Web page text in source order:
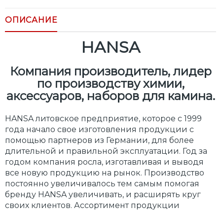
ОПИСАНИЕ
HANSA
Компания производитель, лидер
по производству химии,
аксессуаров, наборов для камина.
HANSA литовское предприятие, которое с 1999
года начало свое изготовления продукции с
помощью партнеров из Германии, для более
длительной и правильной эксплуатации. Год за
годом компания росла, изготавливая и выводя
все новую продукцию на рынок. Производство
постоянно увеличивалось тем самым помогая
бренду HANSA увеличивать, и расширять круг
своих клиентов. Ассортимент продукции